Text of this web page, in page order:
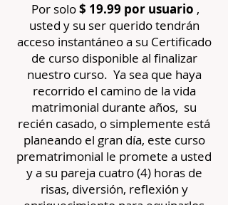
Por solo$ 19.99 por usuario ,
usted y su ser querido tendrán
acceso instantáneo a su Certificado
de curso disponible al finalizar
nuestro curso. Ya sea que haya
recorrido el camino de la vida
matrimonial durante años, su
recién casado, o simplemente está
planeando el gran día, este curso
prematrimonial le promete a usted
y a su pareja cuatro (4) horas de
risas, diversión, reflexión y